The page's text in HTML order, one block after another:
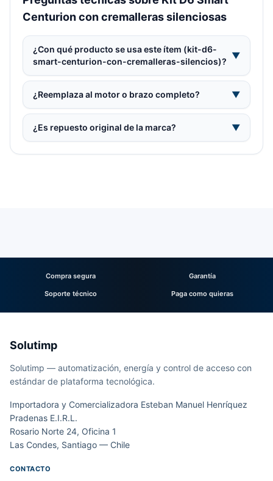
Centurion con cremalleras silenciosas
¿Con qué producto se usa este ítem (kit-d6-
smart-centurion-con-cremalleras-silencios)?
▼
¿Reemplaza al motor o brazo completo? ▼
¿Es repuesto original de la marca? ▼
Compra segura Garantía
Soporte técnico Paga como quieras
Solutimp
Solutimp — automatización, energía y control de acceso con
estándar de plataforma tecnológica.
Importadora y Comercializadora Esteban Manuel Henríquez
Pradenas E.I.R.L.
Rosario Norte 24, Oficina 1
Las Condes, Santiago — Chile
CONTACTO